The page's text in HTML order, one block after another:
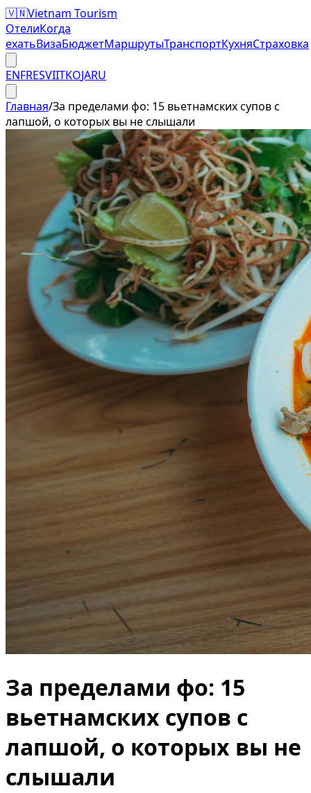
🇻🇳Vietnam Tourism
ОтелиКогда
ехатьВизаБюджетМаршрутыТранспортКухняСтраховка
ENFRESVIITKOJARU
Главная/За пределами фо: 15 вьетнамских супов с
лапшой, о которых вы не слышали
За пределами фо: 15
вьетнамских супов с
лапшой, о которых вы не
слышали